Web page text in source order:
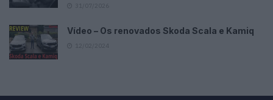
Vídeo – Os renovados Skoda Scala e Kamiq